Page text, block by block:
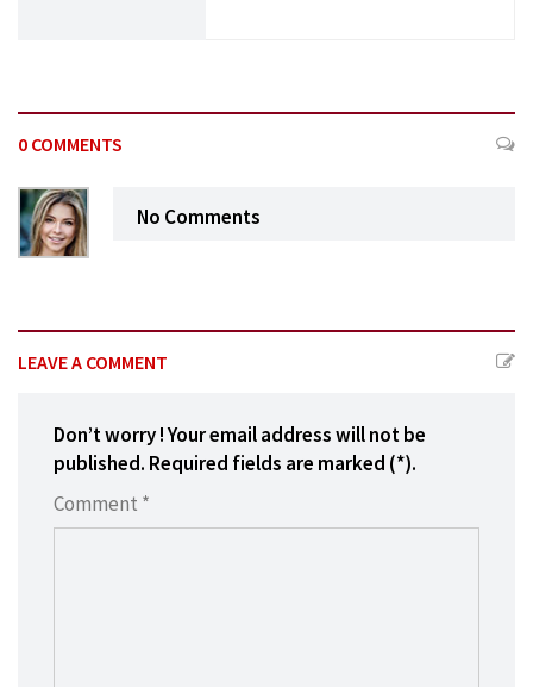
0 COMMENTS
No Comments
LEAVE A COMMENT
Don’t worry ! Your email address will not be
published. Required fields are marked (*).
Comment *